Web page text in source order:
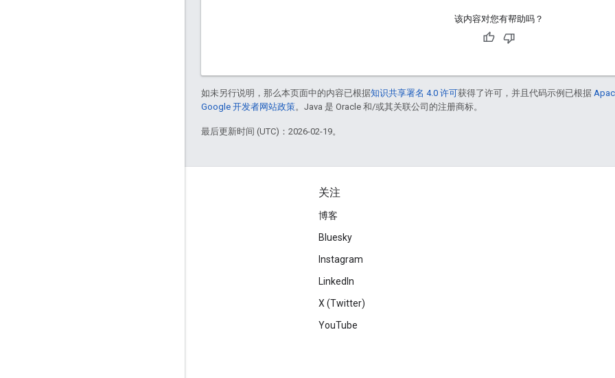
该内容对您有帮助吗？
如未另行说明，那么本页面中的内容已根据知识共享署名 4.0 许可获得了许可，并且代码示例已根据
Google 开发者网站政策。Java 是 Oracle 和/或其关联公司的注册商标。
最后更新时间 (UTC)：2026-02-19。
关注
博客
Bluesky
Instagram
LinkedIn
X (Twitter)
YouTube